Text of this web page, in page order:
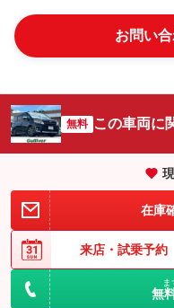
お問い
無料 この車両に
在庫
来店・ 試乗予約
無